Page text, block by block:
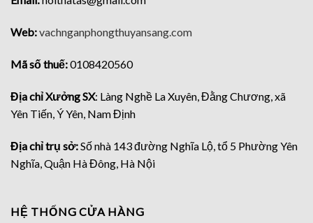
Web:vachnganphongthuyansang.com
Mã số thuế:0108420560
Địa chỉ Xưởng SX: Làng Nghề La Xuyên, Đằng Chương, xã
Yên Tiến, Ý Yên, Nam Định
Địa chỉ trụ sở:Số nhà 143 đường Nghĩa Lộ, tổ 5 Phường Yên
Nghĩa, Quận Hà Đông, Hà Nội
HỆ THỐNG CỬA HÀNG